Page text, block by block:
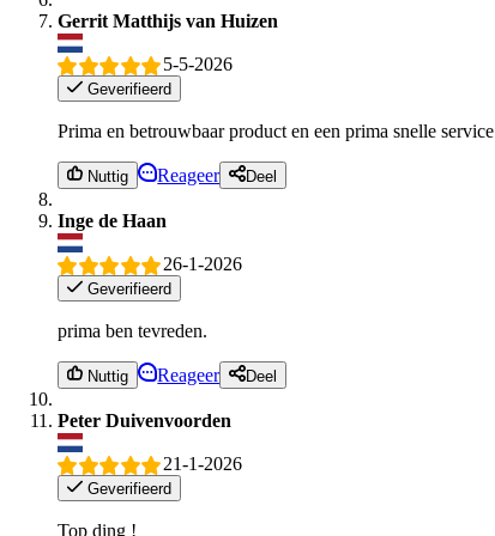
Gerrit Matthijs van Huizen
5-5-2026
Geverifieerd
Prima en betrouwbaar product en een prima snelle service
Nuttig Reageer Deel
Inge de Haan
26-1-2026
Geverifieerd
prima ben tevreden.
Nuttig Reageer Deel
Peter Duivenvoorden
21-1-2026
Geverifieerd
Top ding !